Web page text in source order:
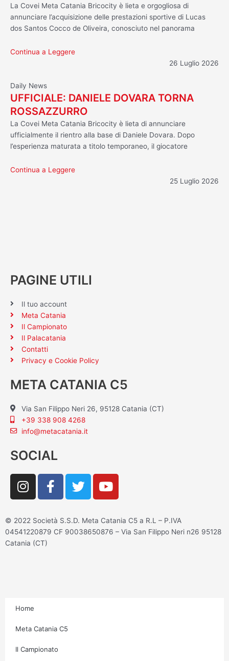
La Covei Meta Catania Bricocity è lieta e orgogliosa di
annunciare l’acquisizione delle prestazioni sportive di Lucas
dos Santos Cocco de Oliveira, conosciuto nel panorama
Continua a Leggere
26 Luglio 2026
Daily News
UFFICIALE: DANIELE DOVARA TORNA
ROSSAZZURRO
La Covei Meta Catania Bricocity è lieta di annunciare
ufficialmente il rientro alla base di Daniele Dovara. Dopo
l’esperienza maturata a titolo temporaneo, il giocatore
Continua a Leggere
25 Luglio 2026
PAGINE UTILI
Il tuo account
Meta Catania
Il Campionato
Il Palacatania
Contatti
Privacy e Cookie Policy
META CATANIA C5
Via San Filippo Neri 26, 95128 Catania (CT)
+39 338 908 4268
info@metacatania.it
SOCIAL
I
n
t
a
g
F
a
e
b
T
w
t
t
Y
o
t
u
© 2022 Società S.S.D. Meta Catania C5 a R.L – P.IVA
04541220879 CF 90038650876 – Via San Filippo Neri n26 95128
Catania (CT)
Home
Meta Catania C5
Il Campionato